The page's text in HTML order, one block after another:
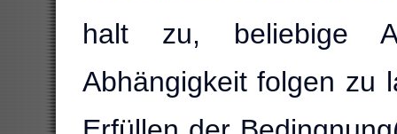
halt zu, beliebige
Abhängigkeit folgen zu